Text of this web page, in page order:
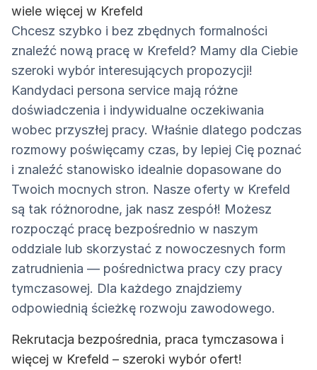
wiele więcej w Krefeld
Chcesz szybko i bez zbędnych formalności
znaleźć nową pracę w Krefeld? Mamy dla Ciebie
szeroki wybór interesujących propozycji!
Kandydaci persona service mają różne
doświadczenia i indywidualne oczekiwania
wobec przyszłej pracy. Właśnie dlatego podczas
rozmowy poświęcamy czas, by lepiej Cię poznać
i znaleźć stanowisko idealnie dopasowane do
Twoich mocnych stron. Nasze oferty w Krefeld
są tak różnorodne, jak nasz zespół! Możesz
rozpocząć pracę bezpośrednio w naszym
oddziale lub skorzystać z nowoczesnych form
zatrudnienia — pośrednictwa pracy czy pracy
tymczasowej. Dla każdego znajdziemy
odpowiednią ścieżkę rozwoju zawodowego.
Rekrutacja bezpośrednia, praca tymczasowa i
więcej w Krefeld – szeroki wybór ofert!